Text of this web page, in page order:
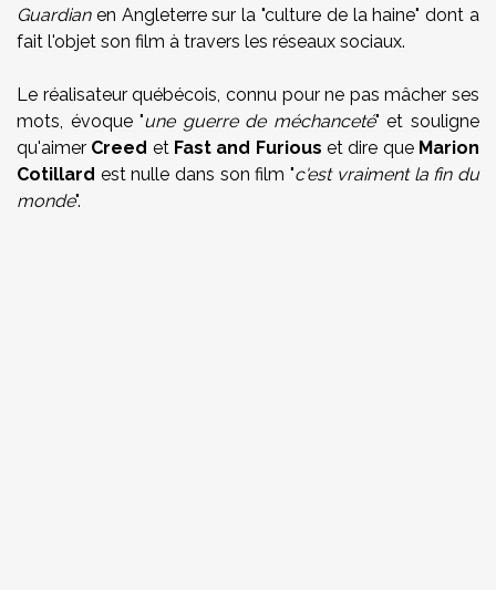
Guardianen Angleterre sur la "culture de la haine" dont a
fait l'objet son film à travers les réseaux sociaux.
Le réalisateur québécois, connu pour ne pas mâcher ses
mots, évoque "une guerre de méchanceté" et souligne
qu'aimer Creed et Fast and Furious et dire que Marion
Cotillard est nulle dans son film "c'est vraiment la fin du
monde".